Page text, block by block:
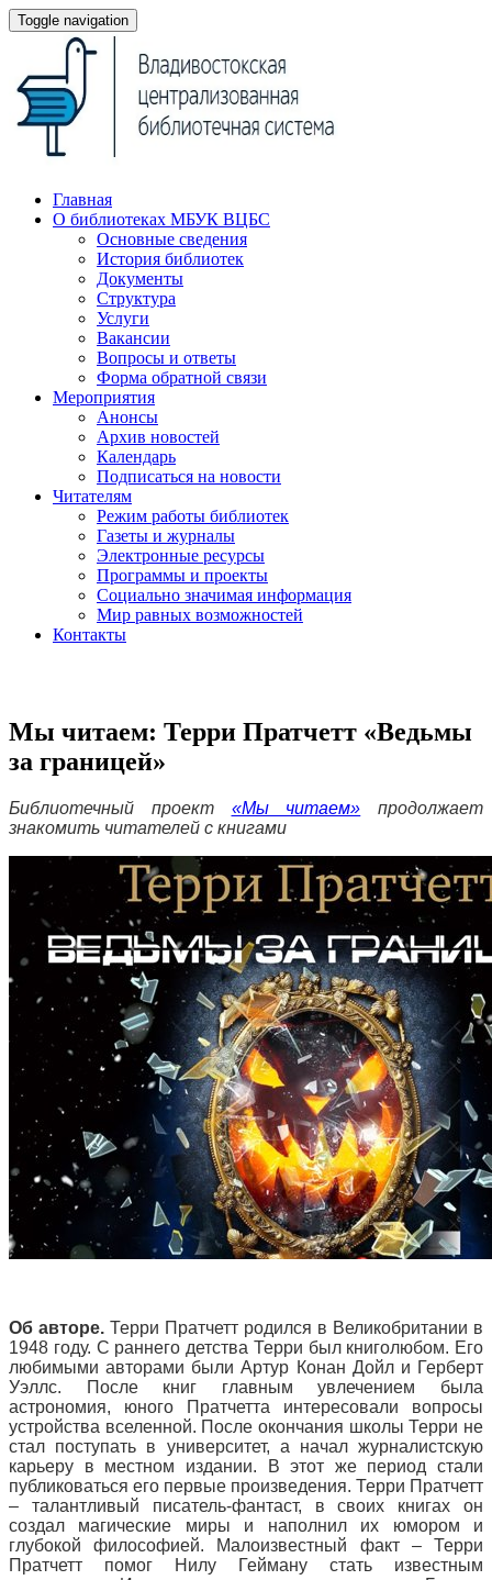
Toggle navigation
Главная
О библиотеках МБУК ВЦБС
Основные сведения
История библиотек
Документы
Структура
Услуги
Вакансии
Вопросы и ответы
Форма обратной связи
Мероприятия
Анонсы
Архив новостей
Календарь
Подписаться на новости
Читателям
Режим работы библиотек
Газеты и журналы
Электронные ресурсы
Программы и проекты
Социально значимая информация
Мир равных возможностей
Контакты
Мы читаем: Терри Пратчетт «Ведьмы
за границей»
Библиотечный проект «Мы читаем» продолжает
знакомить читателей с книгами
Об авторе. Терри Пратчетт родился в Великобритании в
1948 году. С раннего детства Терри был книголюбом. Его
любимыми авторами были Артур Конан Дойл и Герберт
Уэллс. После книг главным увлечением была
астрономия, юного Пратчетта интересовали вопросы
устройства вселенной. После окончания школы Терри не
стал поступать в университет, а начал журналистскую
карьеру в местном издании. В этот же период стали
публиковаться его первые произведения. Терри Пратчетт
– талантливый писатель-фантаст, в своих книгах он
создал магические миры и наполнил их юмором и
глубокой философией. Малоизвестный факт – Терри
Пратчетт помог Нилу Гейману стать известным